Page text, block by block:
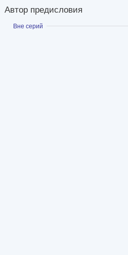
Автор предисловия
Показать
Вне серий